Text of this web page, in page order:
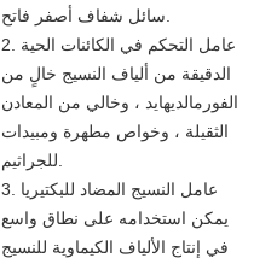
2. عامل التحكم في الكائنات الحية
الدقيقة من ألياف النسيج خالٍ من
الفورمالديهايد ، وخالي من المعادن
الثقيلة ، وخواص مطهرة ومبيدات
3. عامل النسيج المضاد للبكتيريا
يمكن استخدامه على نطاق واسع
في إنتاج الألياف الكيماوية للنسيج